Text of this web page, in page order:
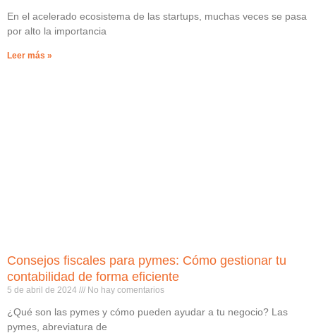
En el acelerado ecosistema de las startups, muchas veces se pasa
por alto la importancia
Leer más »
Consejos fiscales para pymes: Cómo gestionar tu
contabilidad de forma eficiente
5 de abril de 2024 No hay comentarios
¿Qué son las pymes y cómo pueden ayudar a tu negocio? Las
pymes, abreviatura de